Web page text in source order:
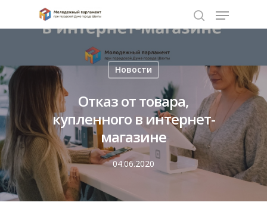
Нажмите Enter для поиска или ESC чтобы
закрыть
Новости
Отказ от товара,
купленного в интернет-
магазине
04.06.2020